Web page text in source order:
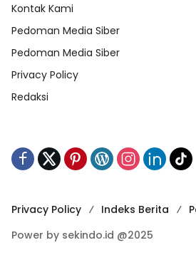
Kontak Kami
Pedoman Media Siber
Pedoman Media Siber
Privacy Policy
Redaksi
Privacy Policy Indeks Berita
Power by sekindo.id @2025